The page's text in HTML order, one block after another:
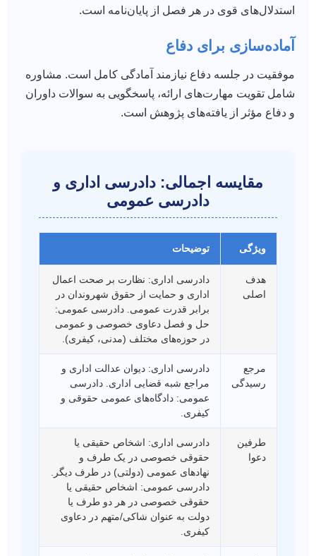
استدلال‌های قوی در هر فصل از پایان‌نامه است.
آماده‌سازی برای دفاع
موفقیت در جلسه دفاع نیازمند آمادگی کامل است. مشاوره
شامل تقویت مهارت‌های ارائه، پاسخگویی به سوالات داوران
و دفاع مؤثر از یافته‌های پژوهش است.
مقایسه اجمالی: دادرسی اداری و
دادرسی عمومی
ویژگی توضیحات
هدف
اصلی
دادرسی اداری: نظارت بر صحت اعمال
اداری و حمایت از حقوق شهروندان در
برابر قدرت عمومی. دادرسی عمومی:
حل و فصل دعاوی خصوصی و عمومی
در حوزه‌های مختلف (مدنی، کیفری).
مرجع
رسیدگی
دادرسی اداری: دیوان عدالت اداری و
مراجع شبه قضایی اداری. دادرسی
عمومی: دادگاه‌های عمومی حقوقی و
کیفری.
طرفین
دعوا
دادرسی اداری: اشخاص حقیقی یا
حقوقی خصوصی در یک طرف و
نهادهای عمومی (دولتی) در طرف دیگر.
دادرسی عمومی: اشخاص حقیقی یا
حقوقی خصوصی در هر دو طرف یا
دولت به عنوان شاکی/متهم در دعاوی
کیفری.